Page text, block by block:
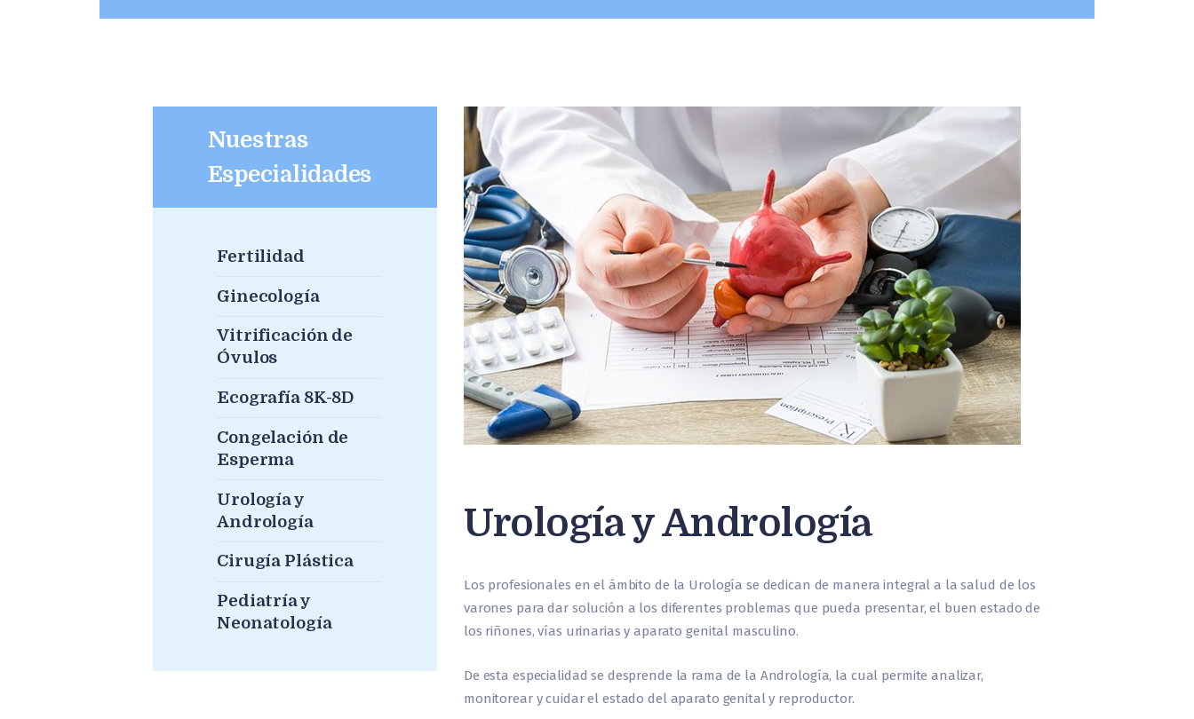
Urología y Andrología
Los profesionales en el ámbito de la Urología se dedican de manera integral a la salud de los
varones para dar solución a los diferentes problemas que pueda presentar, el buen estado de
los riñones, vías urinarias y aparato genital masculino.
De esta especialidad se desprende la rama de la Andrología, la cual permite analizar,
monitorear y cuidar el estado del aparato genital y reproductor.
Nuestras
Especialidades
Fertilidad
Ginecología
Vitrificación de
Óvulos
Ecografía 8K-8D
Congelación de
Esperma
Urología y
Andrología
Cirugía Plástica
Pediatría y
Neonatología